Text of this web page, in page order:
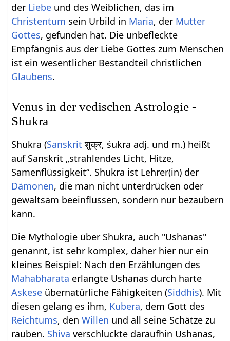
der Liebe und des Weiblichen, das im
Christentum sein Urbild in Maria, der Mutter
Gottes, gefunden hat. Die unbefleckte
Empfängnis aus der Liebe Gottes zum Menschen
ist ein wesentlicher Bestandteil christlichen
Glaubens.
Venus in der vedischen Astrologie -
Shukra
Shukra (Sanskrit शुक्र, śukra adj. und m.) heißt
auf Sanskrit „strahlendes Licht, Hitze,
Samenflüssigkeit“. Shukra ist Lehrer(in) der
Dämonen, die man nicht unterdrücken oder
gewaltsam beeinflussen, sondern nur bezaubern
kann.
Die Mythologie über Shukra, auch "Ushanas"
genannt, ist sehr komplex, daher hier nur ein
kleines Beispiel: Nach den Erzählungen des
Mahabharata erlangte Ushanas durch harte
Askese übernatürliche Fähigkeiten (Siddhis). Mit
diesen gelang es ihm, Kubera, dem Gott des
Reichtums, denWillen und all seine Schätze zu
rauben. Shiva verschluckte daraufhin Ushanas,